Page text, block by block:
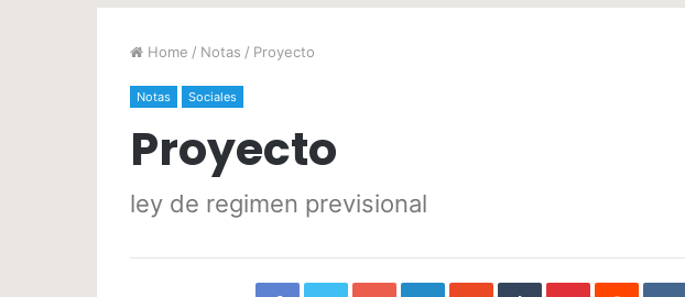
Home / Notas / Proyecto
Notas Sociales
Proyecto
ley de regimen previsional
FacebookTwitterGoogle+LinkedInStumbleUpon
TumblrPinterestReddit